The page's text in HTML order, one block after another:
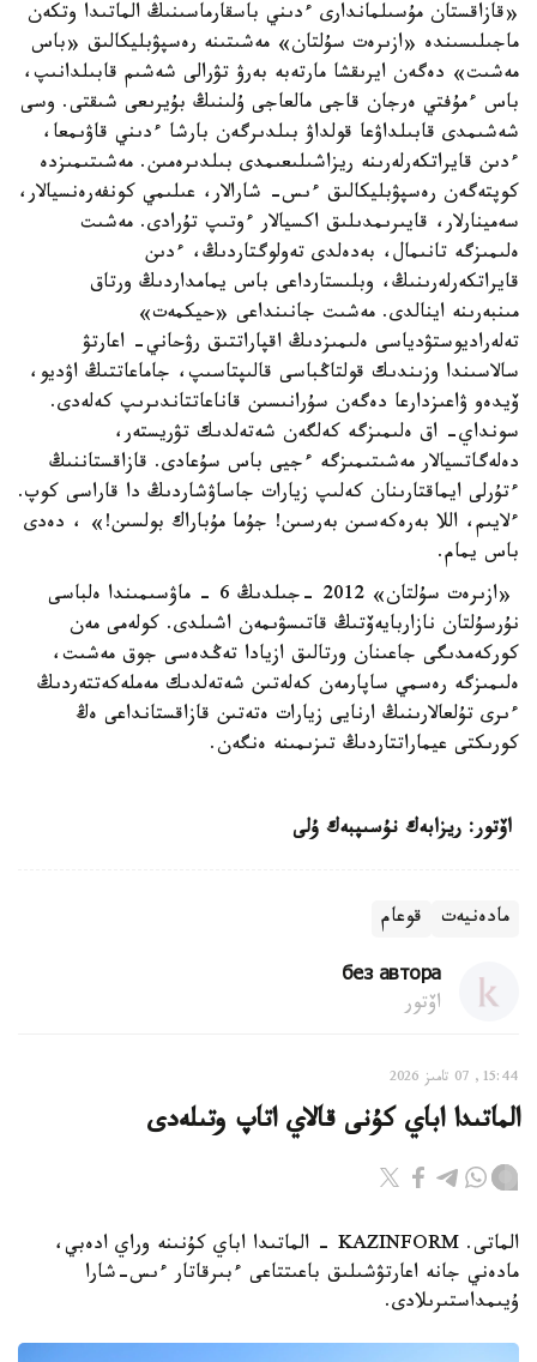
«قازاقستان مۇسىلماندارى ءدىني باسقارماسىنىڭ الماتىدا وتكەن
ماجىلىسىندە «ازىرەت سۇلتان» مەشىتىنە رەسپۋبليكالىق «باس
مەشىت» دەگەن ايرىقشا مارتەبە بەرۋ تۋرالى شەشىم قابىلدانىپ،
باس ءمۇفتي ەرجان قاجى مالعاجى ۇلىنىڭ بۇيرىعى شىقتى. وسى
شەشىمدى قابىلداۋعا قولداۋ بىلدىرگەن بارشا ءدىني قاۋىمعا،
ءدىن قايراتكەرلەرىنە ريزاشىلىعىمدى بىلدىرەمىن. مەشىتىمىزدە
كوپتەگەن رەسپۋبليكالىق ءىس- شارالار، عىلىمي كونفەرەنسيالار،
سەمينارلار، قايىرىمدىلىق اكسيالار ءوتىپ تۇرادى. مەشىت
ەلىمىزگە تانىمال، بەدەلدى تەولوگتاردىڭ، ءدىن
قايراتكەرلەرىنىڭ، وبلىستارداعى باس يمامداردىڭ ورتاق
مىنبەرىنە اينالدى. مەشىت جانىنداعى «حيكمەت»
تەلەراديوستۋدياسى ەلىمىزدىڭ اقپاراتتىق رۋحاني- اعارتۋ
سالاسىندا وزىندىك قولتاڭباسى قالىپتاسىپ، جاماعاتتىڭ اۋديو،
ۆيدەو ۋاعىزدارعا دەگەن سۇرانىسىن قاناعاتتاندىرىپ كەلەدى.
سونداي- اق ەلىمىزگە كەلگەن شەتەلدىك تۋريستەر،
دەلەگاتسيالار مەشىتىمىزگە ءجيى باس سۇعادى. قازاقستاننىڭ
ءتۇرلى ايماقتارىنان كەلىپ زيارات جاساۋشاردىڭ دا قاراسى كوپ.
ءلايىم، اللا بەرەكەسىن بەرسىن! جۇما مۇباراك بولسىن!» ، دەدى
باس يمام.
«ازىرەت سۇلتان» 2012 -جىلدىڭ 6 - ماۋسىمىندا ەلباسى
نۇرسۇلتان نازاربايەۆتىڭ قاتىسۋىمەن اشىلدى. كولەمى مەن
كوركەمدىگى جاعىنان ورتالىق ازيادا تەڭدەسى جوق مەشىت،
ەلىمىزگە رەسمي ساپارمەن كەلەتىن شەتەلدىك مەملەكەتتەردىڭ
ءىرى تۇلعالارىنىڭ ارنايى زيارات ەتەتىن قازاقستانداعى ەڭ
كورىكتى عيماراتتاردىڭ تىزىمىنە ەنگەن.
اۆتور: ريزابەك نۇسىپبەك ۇلى
مادەنيەت قوعام
без автора
اۆتور
15:44, 07 تامىز 2026
الماتىدا اباي كۇنى قالاي اتاپ وتىلەدى
الماتى. KAZINFORM - الماتىدا اباي كۇنىنە وراي ادەبي،
مادەني جانە اعارتۋشىلىق باعىتتاعى ءبىرقاتار ءىس-شارا
ۇيىمداستىرىلادى.